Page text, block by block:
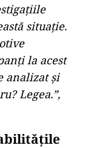
situație.
la acest
analizat și
Legea.”,